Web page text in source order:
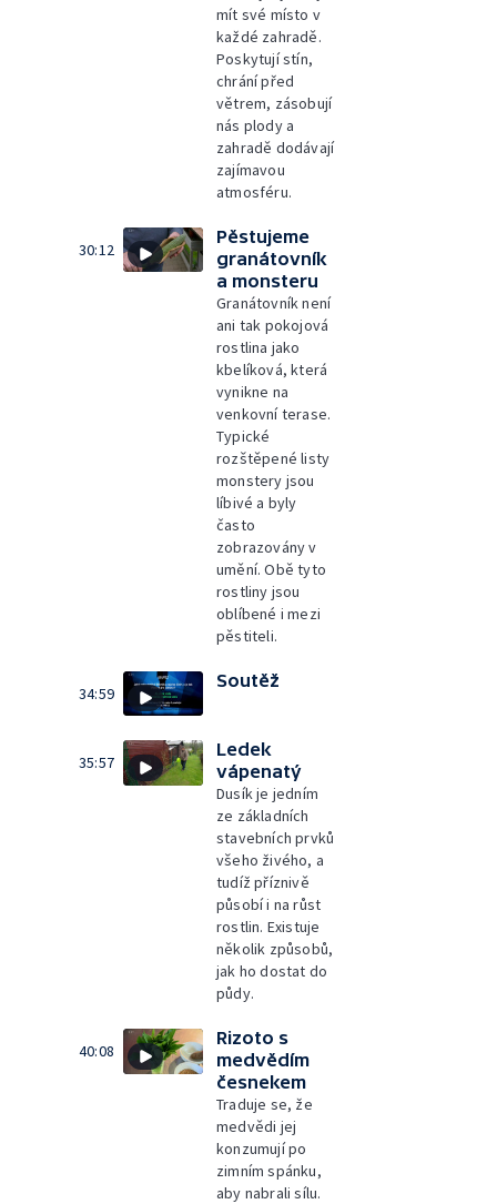
mít své místo v
každé zahradě.
Poskytují stín,
chrání před
větrem, zásobují
nás plody a
zahradě dodávají
zajímavou
atmosféru.
30:12
Pěstujeme
granátovník
a monsteru
Granátovník není
ani tak pokojová
rostlina jako
kbelíková, která
vynikne na
venkovní terase.
Typické
rozštěpené listy
monstery jsou
líbivé a byly
často
zobrazovány v
umění. Obě tyto
rostliny jsou
oblíbené i mezi
pěstiteli.
34:59
Soutěž
35:57
Ledek
vápenatý
Dusík je jedním
ze základních
stavebních prvků
všeho živého, a
tudíž příznivě
působí i na růst
rostlin. Existuje
několik způsobů,
jak ho dostat do
půdy.
40:08
Rizoto s
medvědím
česnekem
Traduje se, že
medvědi jej
konzumují po
zimním spánku,
aby nabrali sílu.